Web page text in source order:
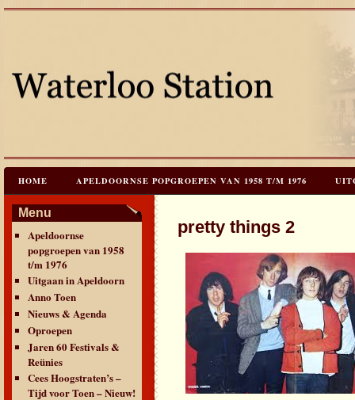
HOME APELDOORNSE POPGROEPEN VAN 1958 T/M 1976
JAREN 60 FESTIVALS & REÜNIES
CONTACT & VERANTWOORDING LINKS LAATSTE UPDATES
Menu
Apeldoornse
popgroepen van 1958
t/m 1976
Uitgaan in Apeldoorn
Anno Toen
Nieuws & Agenda
Oproepen
Jaren 60 Festivals &
Reünies
Cees Hoogstraten’s –
Tijd voor Toen – Nieuw!
pretty things 2